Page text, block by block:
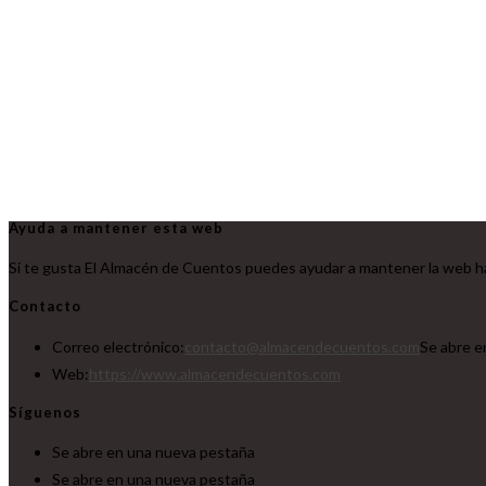
Ayuda a mantener esta web
Si te gusta El Almacén de Cuentos puedes ayudar a mantener la web
Contacto
Correo electrónico:
Se abre
Web:
Síguenos
Se abre en una nueva pestaña
Se abre en una nueva pestaña